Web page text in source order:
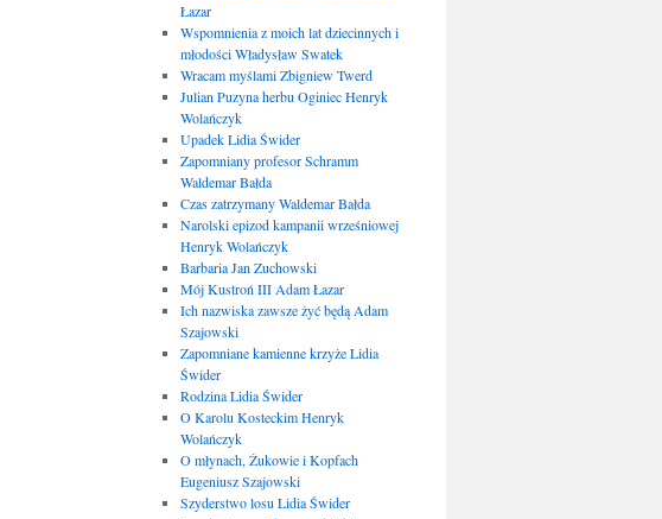
Łazar
Wspomnienia z moich lat dziecinnych i
młodości Władysław Swatek
Wracam myślami Zbigniew Twerd
Julian Puzyna herbu Oginiec Henryk
Wolańczyk
Upadek Lidia Świder
Zapomniany profesor Schramm
Waldemar Bałda
Czas zatrzymany Waldemar Bałda
Narolski epizod kampanii wrześniowej
Henryk Wolańczyk
Barbaria Jan Zuchowski
Mój Kustroń III Adam Łazar
Ich nazwiska zawsze żyć będą Adam
Szajowski
Zapomniane kamienne krzyże Lidia
Świder
Rodzina Lidia Świder
O Karolu Kosteckim Henryk
Wolańczyk
O młynach, Żukowie i Kopfach
Eugeniusz Szajowski
Szyderstwo losu Lidia Świder